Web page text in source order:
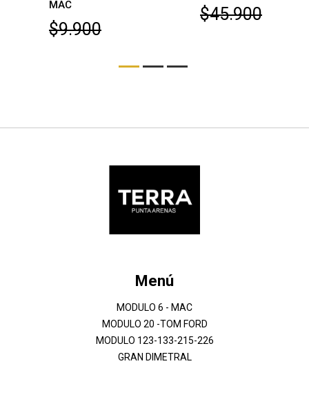
$9.900
$45.900
Menú
MODULO 6 - MAC
MODULO 20 -TOM FORD
MODULO 123-133-215-226
GRAN DIMETRAL